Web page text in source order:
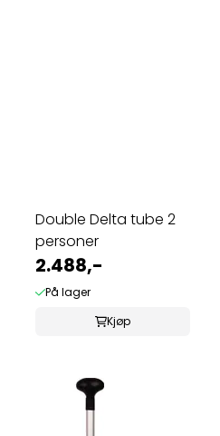
Double Delta tube 2
personer
2.488,-
På lager
Kjøp